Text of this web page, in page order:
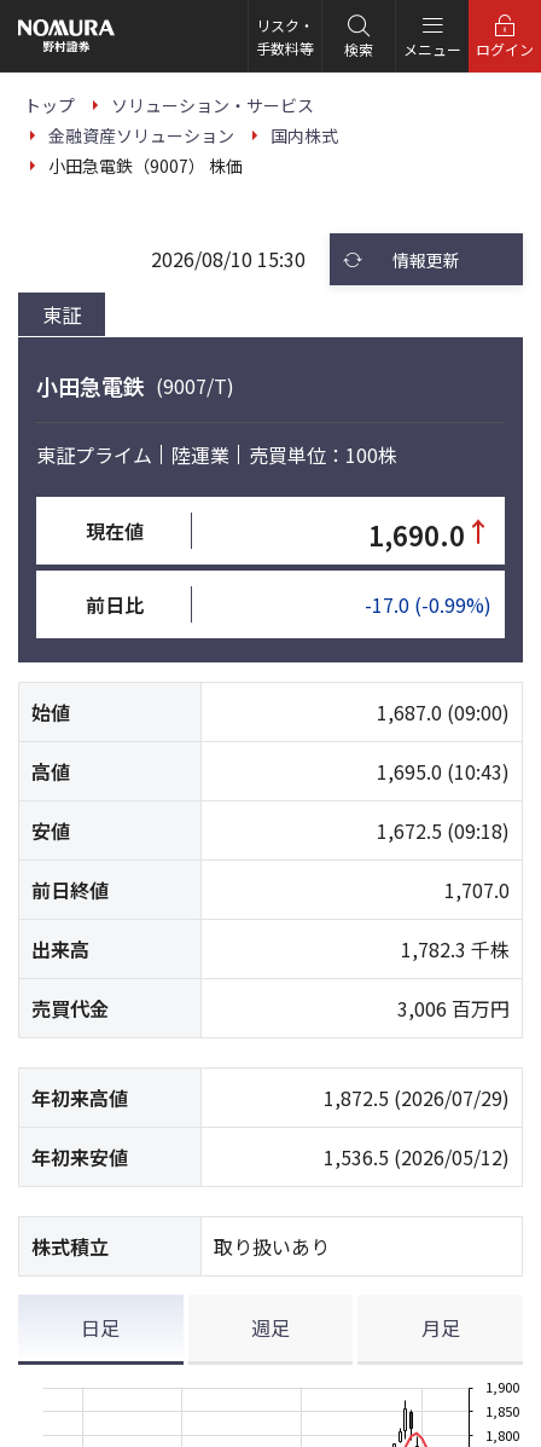
の
ー
リスク・
手数料等
検索 メニュー ログイン
トップ
ソリューション・サービス
金融資産ソリューション
国内株式
小田急電鉄（9007） 株価
東証
2026/08/10 15:30 情報更新
小田急電鉄 (9007/T)
東証プライム 陸運業 売買単位：100株
現在値 1,690.0 ↑
前日比 -17.0 (-0.99%)
始値 1,687.0 (09:00)
高値 1,695.0 (10:43)
安値 1,672.5 (09:18)
前日終値 1,707.0
出来高 1,782.3 千株
売買代金 3,006 百万円
年初来高値 1,872.5 (2026/07/29)
年初来安値 1,536.5 (2026/05/12)
株式積立 取り扱いあり
日足 週足 月足
1,800
1,850
1,900